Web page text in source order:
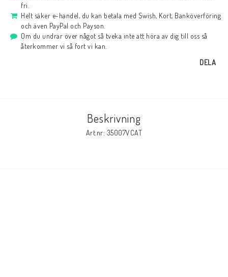
fri.
Helt säker e-handel, du kan betala med Swish, Kort, Banköverföring
och även PayPal och Payson.
Om du undrar över något så tveka inte att höra av dig till oss så
återkommer vi så fort vi kan.
DELA
Beskrivning
Art.nr: 35007VCAT